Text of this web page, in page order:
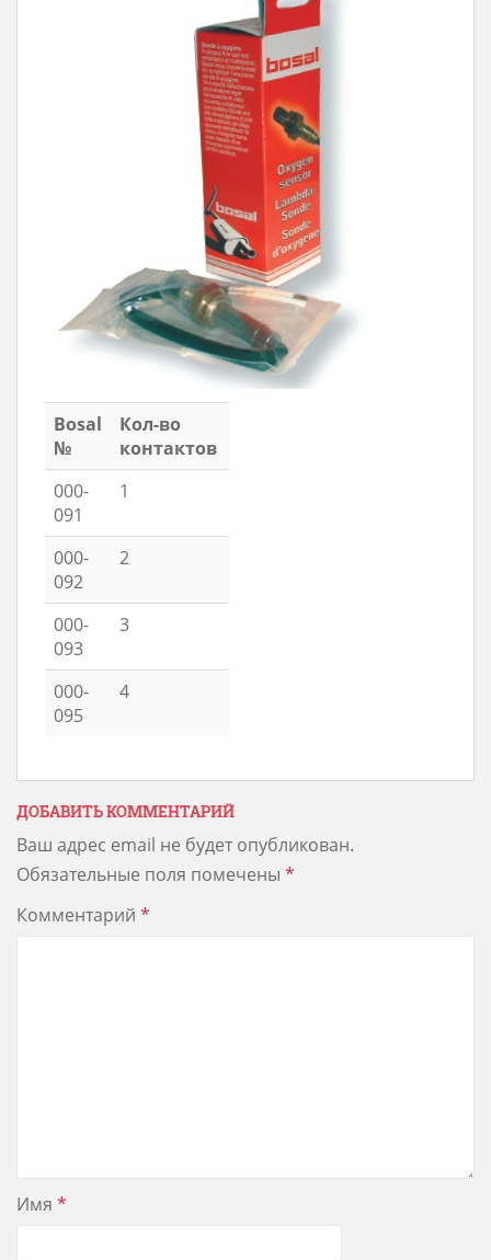
Bosal
№
Кол-во
контактов
000-
091
1
000-
092
2
000-
093
3
000-
095
4
ДОБАВИТЬ КОММЕНТАРИЙ
Ваш адрес email не будет опубликован.
Обязательные поля помечены *
Комментарий *
Имя *